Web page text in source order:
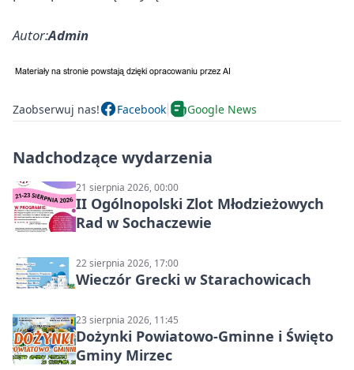
Autor:Admin
Zaobserwuj nas! Facebook Google News
Nadchodzące wydarzenia
21 sierpnia 2026, 00:00
II Ogólnopolski Zlot Młodzieżowych
Rad w Sochaczewie
22 sierpnia 2026, 17:00
Wieczór Grecki w Starachowicach
23 sierpnia 2026, 11:45
Dożynki Powiatowo-Gminne i Święto
Gminy Mirzec